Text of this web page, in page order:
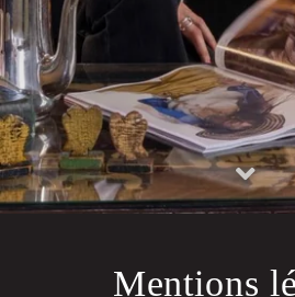
Mentions